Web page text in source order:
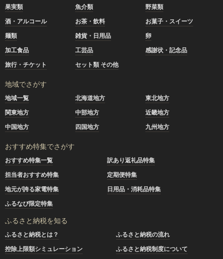
果実類
魚介類
野菜類
酒・アルコール
お茶・飲料
お菓子・スイーツ
麺類
雑貨・日用品
卵
加工食品
工芸品
感謝状・記念品
旅行・チケット
セット類 その他
地域でさがす
地域一覧 北海道地方
東北地方
関東地方
中部地方
近畿地方
中国地方
四国地方 九州地方
おすすめ特集でさがす
おすすめ特集一覧
訳あり返礼品特集
担当者おすすめ特集
定期便特集
地元が誇る家電特集
日用品・消耗品特集
ふるなび限定特集
ふるさと納税を知る
ふるさと納税とは？
ふるさと納税の流れ
控除上限額シミュレーション
ふるさと納税制度について